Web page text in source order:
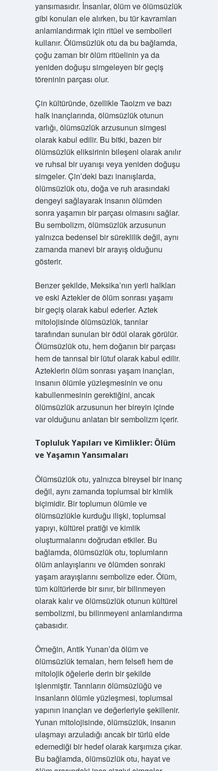
yansımasıdır. İnsanlar, ölüm ve ölümsüzlük
gibi konuları ele alırken, bu tür kavramları
anlamlandırmak için ritüel ve sembolleri
kullanır. Ölümsüzlük otu da bu bağlamda,
çoğu zaman bir ölüm ritüelinin ya da
yeniden doğuşu simgeleyen bir geçiş
töreninin parçası olur.
Çin kültüründe, özellikle Taoizm ve bazı
halk inançlarında, ölümsüzlük otunun
varlığı, ölümsüzlük arzusunun simgesi
olarak kabul edilir. Bu bitki, bazen bir
ölümsüzlük eliksirinin bileşeni olarak anılır
ve ruhsal bir uyanışı veya yeniden doğuşu
simgeler. Çin’deki bazı inanışlarda,
ölümsüzlük otu, doğa ve ruh arasındaki
dengeyi sağlayarak insanın ölümden
sonra yaşamın bir parçası olmasını sağlar.
Bu sembolizm, ölümsüzlük arzusunun
yalnızca bedensel bir süreklilik değil, aynı
zamanda manevi bir arayış olduğunu
gösterir.
Benzer şekilde, Meksika’nın yerli halkları
ve eski Aztekler de ölüm sonrası yaşamı
bir geçiş olarak kabul ederler. Aztek
mitolojisinde ölümsüzlük, tanrılar
tarafından sunulan bir ödül olarak görülür.
Ölümsüzlük otu, hem doğanın bir parçası
hem de tanrısal bir lütuf olarak kabul edilir.
Azteklerin ölüm sonrası yaşam inançları,
insanın ölümle yüzleşmesinin ve onu
kabullenmesinin gerektiğini, ancak
ölümsüzlük arzusunun her bireyin içinde
var olduğunu anlatan bir sembolizm içerir.
Topluluk Yapıları ve Kimlikler: Ölüm
ve Yaşamın Yansımaları
Ölümsüzlük otu, yalnızca bireysel bir inanç
değil, aynı zamanda toplumsal bir kimlik
biçimidir. Bir toplumun ölümle ve
ölümsüzlükle kurduğu ilişki, toplumsal
yapıyı, kültürel pratiği ve kimlik
oluşturmalarını doğrudan etkiler. Bu
bağlamda, ölümsüzlük otu, toplumların
ölüm anlayışlarını ve ölümden sonraki
yaşam arayışlarını sembolize eder. Ölüm,
tüm kültürlerde bir sınır, bir bilinmeyen
olarak kalır ve ölümsüzlük otunun kültürel
sembolizmi, bu bilinmeyeni anlamlandırma
çabasıdır.
Örneğin, Antik Yunan’da ölüm ve
ölümsüzlük temaları, hem felsefi hem de
mitolojik öğelerle derin bir şekilde
işlenmiştir. Tanrıların ölümsüzlüğü ve
insanların ölümle yüzleşmesi, toplumsal
yapının inançları ve değerleriyle şekillenir.
Yunan mitolojisinde, ölümsüzlük, insanın
ulaşmayı arzuladığı ancak bir türlü elde
edemediği bir hedef olarak karşımıza çıkar.
Bu bağlamda, ölümsüzlük otu, hayat ve